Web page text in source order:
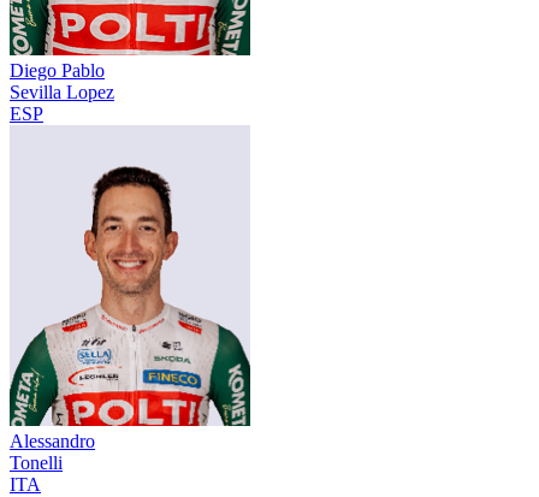
Diego Pablo
Sevilla Lopez
ESP
Alessandro
Tonelli
ITA